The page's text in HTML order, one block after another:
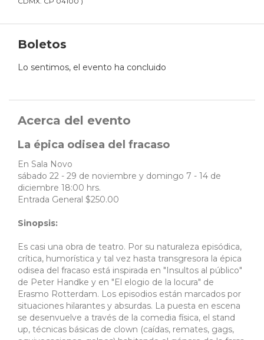
Boletos
Lo sentimos, el evento ha concluido
Acerca del evento
La épica odisea del fracaso
En Sala Novo
sábado 22 - 29 de noviembre y domingo 7 - 14 de
diciembre 18:00 hrs.
Entrada General $250.00
Sinopsis:
Es casi una obra de teatro. Por su naturaleza episódica,
crítica, humorística y tal vez hasta transgresora la épica
odisea del fracaso está inspirada en "Insultos al público"
de Peter Handke y en "El elogio de la locura" de
Erasmo Rotterdam. Los episodios están marcados por
situaciones hilarantes y absurdas. La puesta en escena
se desenvuelve a través de la comedia física, el stand
up, técnicas básicas de clown (caídas, remates, gags,